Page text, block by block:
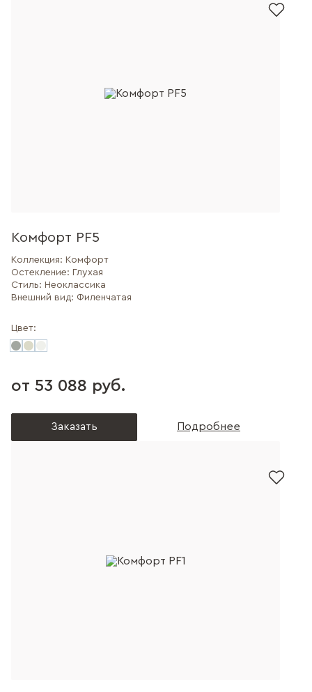
Комфорт PF5
Коллекция: Комфорт
Остекление: Глухая
Стиль: Неоклассика
Внешний вид: Филенчатая
Цвет:
от 53 088 руб.
Заказать Подробнее